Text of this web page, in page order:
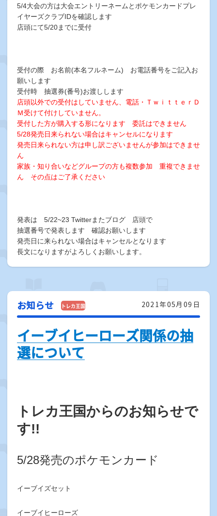
5/4大会の方は大会エントリーネームとポケモンカードプレ
イヤーズクラブIDを確認します
店頭にて5/20までに受付
受付の際 お名前(本名フルネーム) お電話番号をご記入お
願いします
受付時 抽選券(番号)お渡しします
店頭以外での受付はしていません、電話・ＴｗｉｔｔｅｒＤ
Ｍ受けて付けしていません。
受付した方が購入する形になります 委託はできません
5/28発売日来られない場合はキャンセルになります
発売日来られない方は申し訳ございませんが参加はできませ
ん
家族・知り合いなどグループの方も複数参加 重複できませ
ん その点はご了承ください
発表は 5/22~23 Twitterまたブログ 店頭で
抽選番号で発表します 確認お願いします
発売日に来られない場合はキャンセルとなります
長文になりますがよろしくお願いします。
2021年05月09日
お知らせ
イーブイヒーローズ関係の抽
選について
トレカ王国からのお知らせで
す!!
5/28発売のポケモンカード
イーブイズセット
イーブイヒーローズ